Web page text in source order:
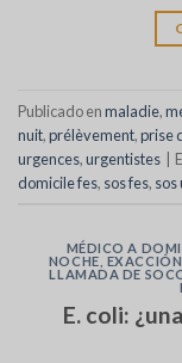
Publicado enmaladie,
nuit,prélèvement,prise
urgences,urgentistes
domicile fes, sos fes, sos
MÉDICO A
NOCHE EXACCIÓN
LLAMADA DE
E. coli: